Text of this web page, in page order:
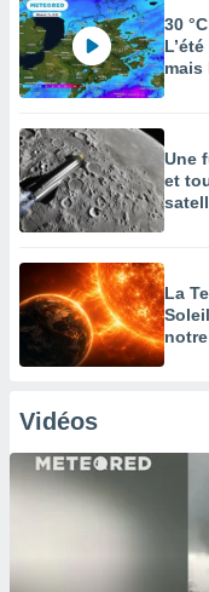
30
mais
Une
et
La
Vidéos